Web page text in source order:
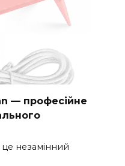
— професійне
незамінний